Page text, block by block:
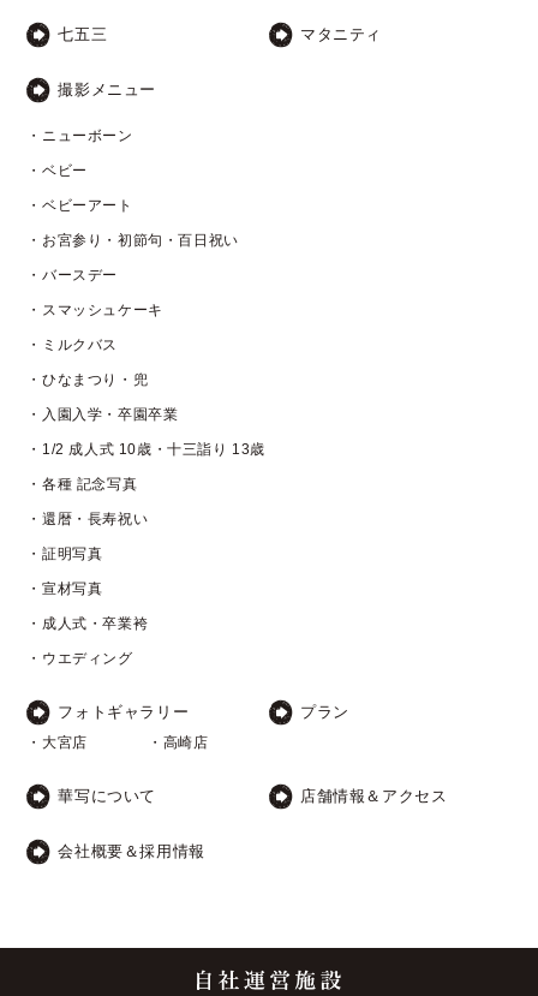
七五三 マタニティ
撮影メニュー
・ニューボーン
・ベビー
・ベビーアート
・お宮参り・初節句・百日祝い
・バースデー
・スマッシュケーキ
・ミルクバス
・ひなまつり・兜
・入園入学・卒園卒業
・1/2 成人式 10歳・十三詣り 13歳
・各種 記念写真
・還暦・長寿祝い
・証明写真
・宣材写真
・成人式・卒業袴
・ウエディング
フォトギャラリー
・大宮店 ・高崎店
プラン
華写について 店舗情報＆アクセス
会社概要＆採用情報